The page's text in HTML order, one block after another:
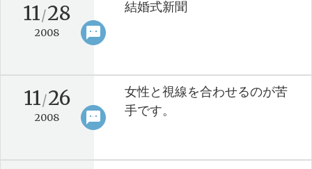
sms
11/28
2008
結婚式新聞
keyboard_arrow_right
sms
11/26
2008
女性と視線を合わせるのが苦
手です。
keyboard_arrow_right